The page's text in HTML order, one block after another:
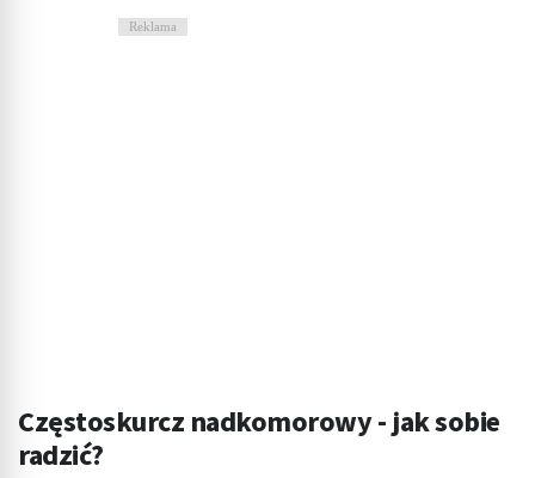
Reklama
Częstoskurcz nadkomorowy - jak sobie
radzić?